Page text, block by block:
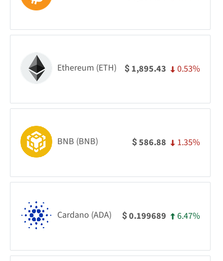
Ethereum (ETH) $ 1,895.43 0.53%
BNB (BNB) $586.88 1.35%
Cardano (ADA) $0.199689 6.47%